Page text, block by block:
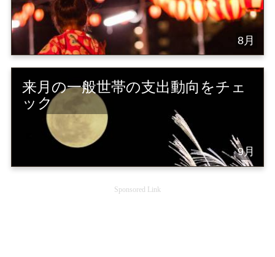
8月
来月の一般世帯の支出動向をチェ
ック
9月
Sponsored Link